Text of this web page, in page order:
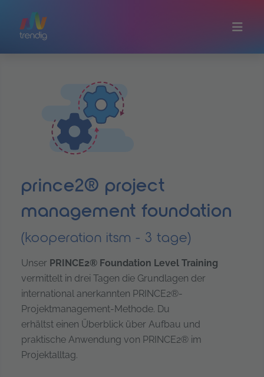
prince2® project
management foundation
(kooperation itsm - 3 tage)
Unser PRINCE2® Foundation Level Training
vermittelt in drei Tagen die Grundlagen der
international anerkannten PRINCE2®-
Projektmanagement-Methode. Du
erhältst einen Überblick über Aufbau und
praktische Anwendung von PRINCE2® im
Projektalltag.